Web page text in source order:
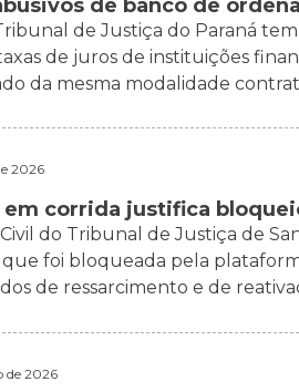
de banco de
de Justiça do Paraná
de juros de instituições
da mesma modalidade
2026
em corrida justifica
do Tribunal de Justiça de
foi bloqueada pela
de ressarcimento e de
de 2026